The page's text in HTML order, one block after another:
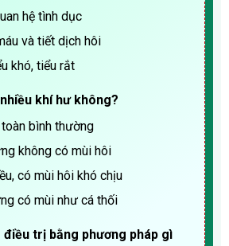
hệ tình dục
và tiết dịch hôi
khó, tiểu rắt
khí hư không?
toàn bình thường
không có mùi hôi
có mùi hôi khó chịu
có mùi như cá thối
điều trị bằng phương pháp gì